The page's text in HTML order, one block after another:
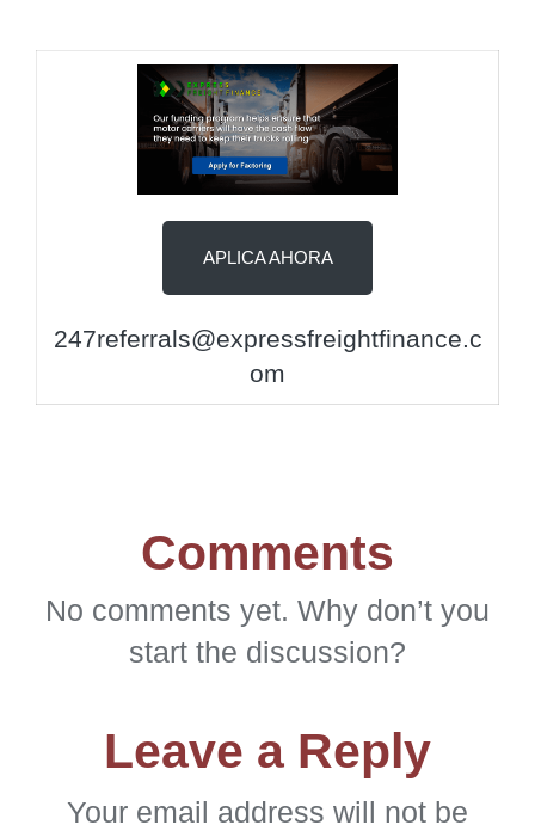
APLICA AHORA
247referrals@expressfreightfinance.c
om
Comments
No comments yet. Why don’t you
start the discussion?
Leave a Reply
Your email address will not be